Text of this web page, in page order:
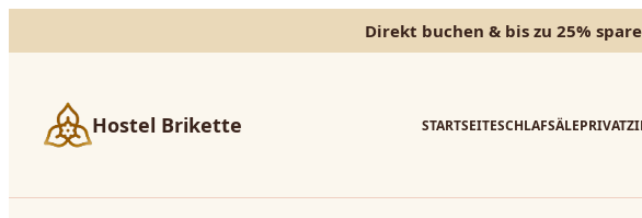
Direkt buchen & bis zu 25%
Hostel Brikette STARTSEITESCHLAFSÄLE